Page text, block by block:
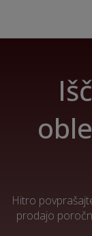
Hitro
prodajo